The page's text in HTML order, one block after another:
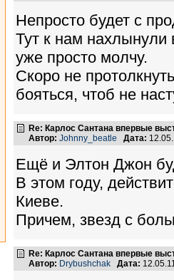
Непросто будет с
Тут к нам нахлынули
уже просто молчу.
Скоро не
бояться, чтоб не
Re: Карлос Сантана впервые
Автор: Johnny_beatle Дата:
Ещё и Элтон Джон
В этом году,
Киеве.
Причем, звезд с
Re: Карлос Сантана впервые
Автор: Drybushchak Дата: